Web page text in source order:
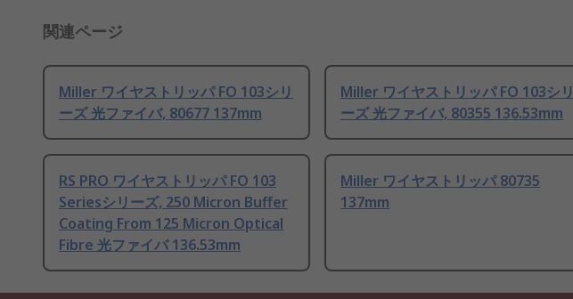
関連ページ
Miller ワイヤストリッパ FO 103シリ
ーズ 光ファイバ, 80677 137mm
Miller ワイヤストリッパ FO 103シリ
ーズ 光ファイバ, 80355 136.53mm
RS PRO ワイヤストリッパ FO 103
Seriesシリーズ, 250 Micron Buffer
Coating From 125 Micron Optical
Fibre 光ファイバ 136.53mm
Miller ワイヤストリッパ 80735
137mm